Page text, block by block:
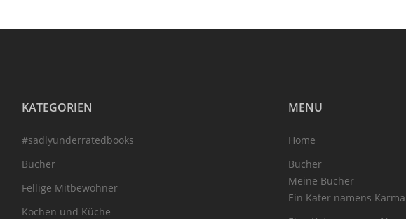
KATEGORIEN
#sadlyunderratedbooks
Bücher
Fellige Mitbewohner
Kochen und Küche
MENU
Home
Bücher
Meine Bücher
Ein Kater namens Karma